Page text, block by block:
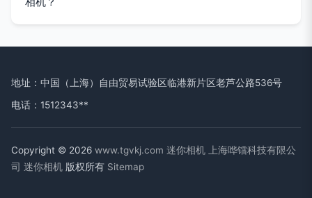
地址：中国（上海）自由贸易试验区临港新片区老芦公路536号
电话：1512343**
Copyright © 2026 www.tgvkj.com 迷你相机
上海哗镭科技有限公
司 迷你相机 版权所有 Sitemap